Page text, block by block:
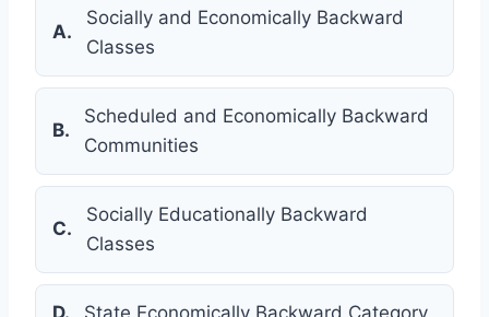
A.
Socially and Economically Backward
Classes
B.
Scheduled and Economically Backward
Communities
C.
Socially Educationally Backward
Classes
D. State Economically Backward Category